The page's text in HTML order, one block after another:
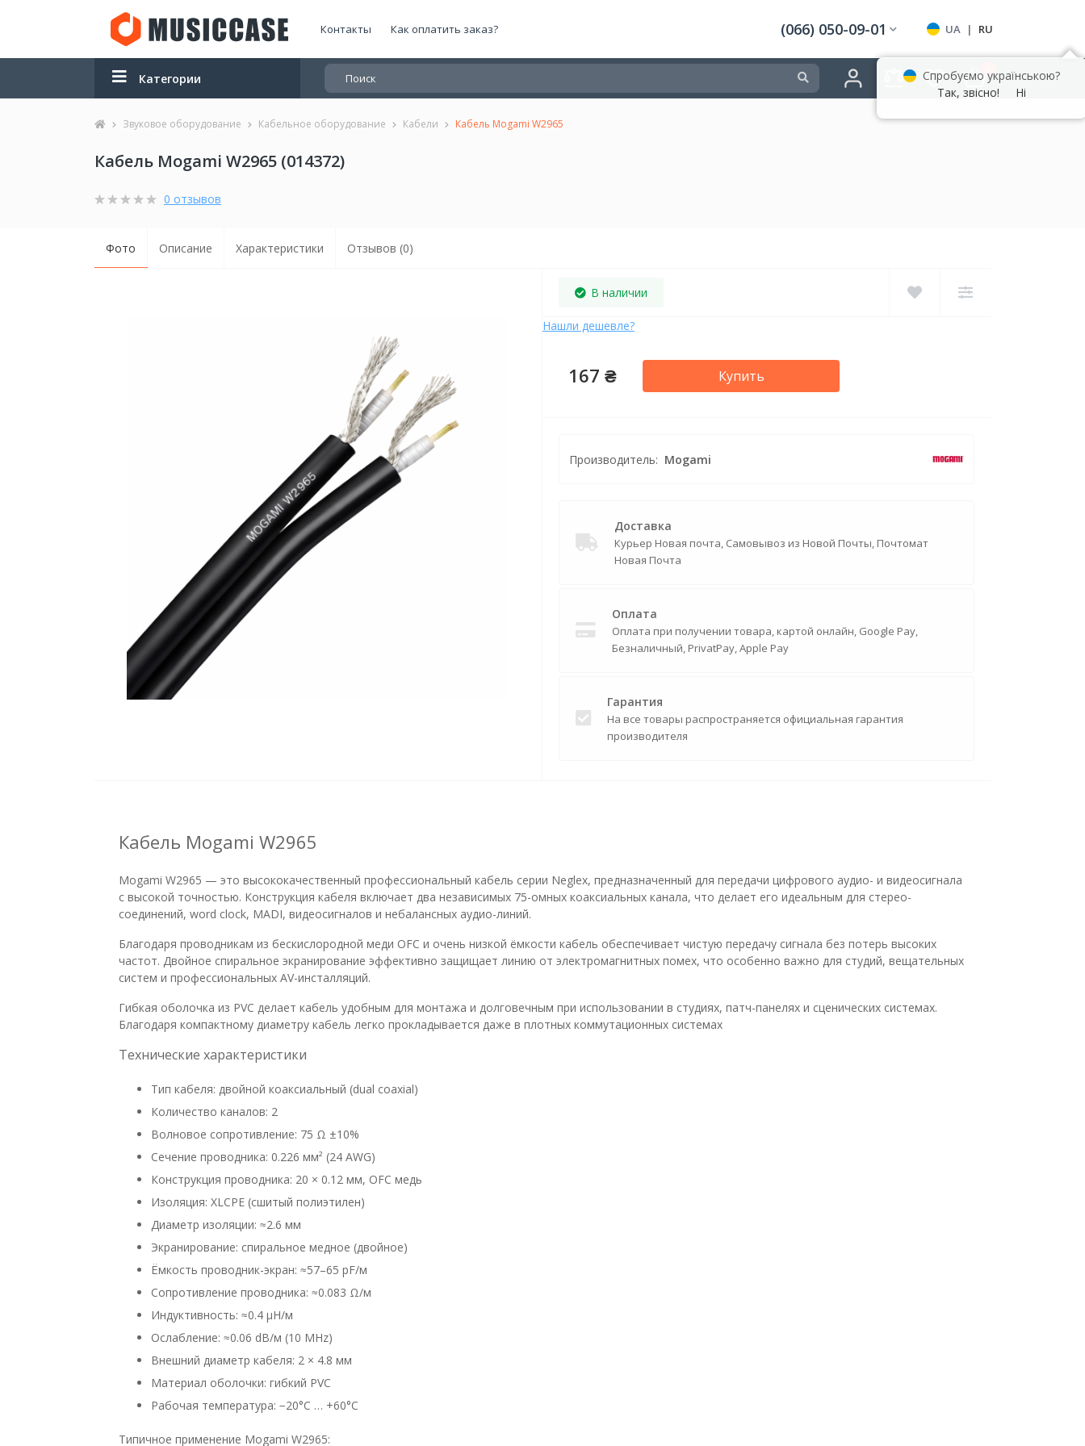
Контакты Как оплатить заказ? (066) 050-09-01 UA | RU
Категории
Звуковое оборудование Кабельное оборудование Кабели Кабель Mogami W2965
Кабель Mogami W2965 (014372)
0 отзывов
Фото Описание Характеристики Отзывов (0)
В наличии
Нашли дешевле?
167 ₴ Купить
Производитель: Mogami
Доставка
Курьер Новая почта, Самовывоз из Новой Почты, Почтомат
Новая Почта
Оплата
Оплата при получении товара, картой онлайн, Google Pay,
Безналичный, PrivatPay, Apple Pay
Гарантия
На все товары распространяется официальная гарантия
производителя
Кабель Mogami W2965
Mogami W2965 — это высококачественный профессиональный кабель серии Neglex, предназначенный для передачи цифрового аудио- и видеосигнала
с высокой точностью. Конструкция кабеля включает два независимых 75-омных коаксиальных канала, что делает его идеальным для стерео-
соединений, word clock, MADI, видеосигналов и небалансных аудио-линий.
Благодаря проводникам из бескислородной меди OFC и очень низкой ёмкости кабель обеспечивает чистую передачу сигнала без потерь высоких
частот. Двойное спиральное экранирование эффективно защищает линию от электромагнитных помех, что особенно важно для студий, вещательных
систем и профессиональных AV-инсталляций.
Гибкая оболочка из PVC делает кабель удобным для монтажа и долговечным при использовании в студиях, патч-панелях и сценических системах.
Благодаря компактному диаметру кабель легко прокладывается даже в плотных коммутационных системах
Технические характеристики
Тип кабеля: двойной коаксиальный (dual coaxial)
Количество каналов: 2
Волновое сопротивление: 75 Ω ±10%
Сечение проводника: 0.226 мм² (24 AWG)
Конструкция проводника: 20 × 0.12 мм, OFC медь
Изоляция: XLCPE (сшитый полиэтилен)
Диаметр изоляции: ≈2.6 мм
Экранирование: спиральное медное (двойное)
Ёмкость проводник-экран: ≈57–65 pF/м
Сопротивление проводника: ≈0.083 Ω/м
Индуктивность: ≈0.4 µH/м
Ослабление: ≈0.06 dB/м (10 MHz)
Внешний диаметр кабеля: 2 × 4.8 мм
Материал оболочки: гибкий PVC
Рабочая температура: −20°C … +60°C
Типичное применение Mogami W2965:
Спробуємо українською?
Так, звісно!
Ні